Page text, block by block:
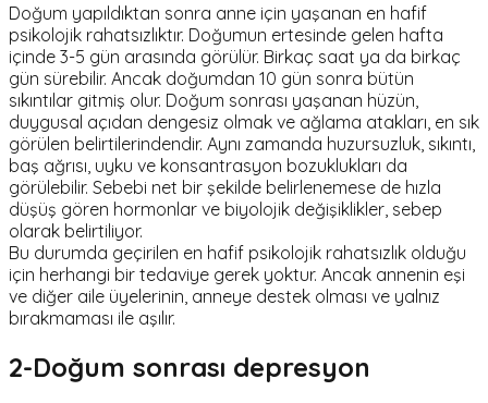
Doğum yapıldıktan sonra anne için yaşanan en hafif
psikolojik rahatsızlıktır. Doğumun ertesinde gelen hafta
içinde 3-5 gün arasında görülür. Birkaç saat ya da birkaç
gün sürebilir. Ancak doğumdan 10 gün sonra bütün
sıkıntılar gitmiş olur. Doğum sonrası yaşanan hüzün,
duygusal açıdan dengesiz olmak ve ağlama atakları, en sık
görülen belirtilerindendir. Aynı zamanda huzursuzluk, sıkıntı,
baş ağrısı, uyku ve konsantrasyon bozuklukları da
görülebilir. Sebebi net bir şekilde belirlenemese de hızla
düşüş gören hormonlar ve biyolojik değişiklikler, sebep
olarak belirtiliyor.
Bu durumda geçirilen en hafif psikolojik rahatsızlık olduğu
için herhangi bir tedaviye gerek yoktur. Ancak annenin eşi
ve diğer aile üyelerinin, anneye destek olması ve yalnız
bırakmaması ile aşılır.
2-Doğum sonrası depresyon